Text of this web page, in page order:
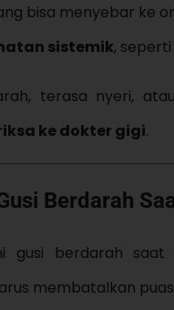
bisa menyebar ke
sistemik,
terasa nyeri,
ke dokter gigi.
Berdarah
gusi berdarah
membatalkan